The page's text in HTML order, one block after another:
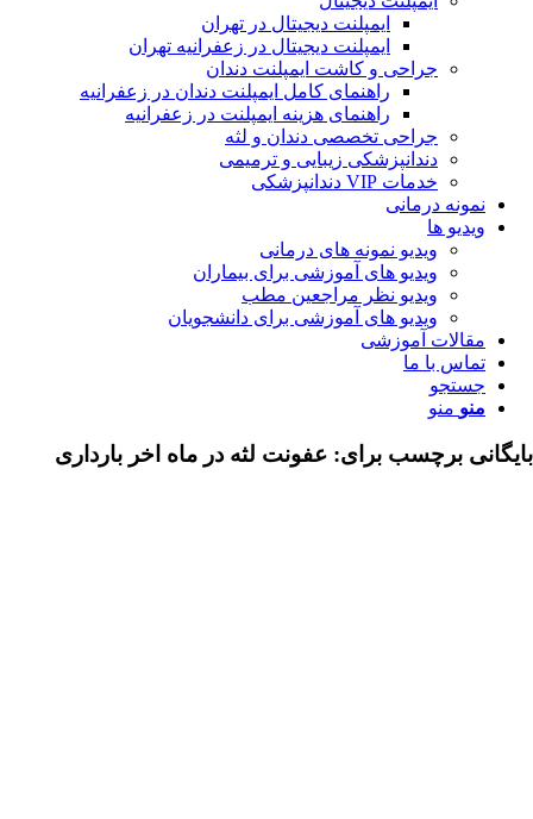
ایمپلنت دیجیتال در تهران
ایمپلنت دیجیتال در زعفرانیه تهران
جراحی و کاشت ایمپلنت دندان
راهنمای کامل ایمپلنت دندان در زعفرانیه
راهنمای هزینه ایمپلنت در زعفرانیه
جراحی تخصصی دندان و لثه
دندانپزشکی زیبایی و ترمیمی
خدمات VIP دندانپزشکی
درمانی
ها
ویدیو نمونه های درمانی
ویدیو های آموزشی برای بیماران
ویدیو نظر مراجعین مطب
ویدیو های آموزشی برای دانشجویان
آموزشی
با ما
منو
برچسب برای: عفونت لثه در ماه اخر بارداری